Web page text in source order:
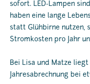
sofort. LED-Lampen
haben eine lange
statt Glühbirne nutzen,
Stromkosten pro Jahr
Bei Lisa und Matze
Jahresabrechnung bei